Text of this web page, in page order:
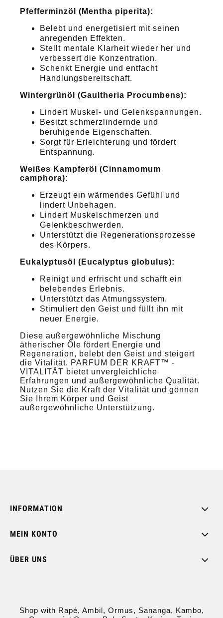
Pfefferminzöl (Mentha piperita):
Belebt und energetisiert mit seinen
anregenden Effekten.
Stellt mentale Klarheit wieder her und
verbessert die Konzentration.
Schenkt Energie und entfacht
Handlungsbereitschaft.
Wintergrünöl (Gaultheria Procumbens):
Lindert Muskel- und Gelenkspannungen.
Besitzt schmerzlindernde und
beruhigende Eigenschaften.
Sorgt für Erleichterung und fördert
Entspannung.
Weißes Kampferöl (Cinnamomum
camphora):
Erzeugt ein wärmendes Gefühl und
lindert Unbehagen.
Lindert Muskelschmerzen und
Gelenkbeschwerden.
Unterstützt die Regenerationsprozesse
des Körpers.
Eukalyptusöl (Eucalyptus globulus):
Reinigt und erfrischt und schafft ein
belebendes Erlebnis.
Unterstützt das Atmungssystem.
Stimuliert den Geist und füllt ihn mit
neuer Energie.
Diese außergewöhnliche Mischung
ätherischer Öle fördert Energie und
Regeneration, belebt den Geist und steigert
die Vitalität. PARFUM DER KRAFT™ -
VITALITÄT bietet unvergleichliche
Erfahrungen und außergewöhnliche Qualität.
Nutzen Sie die Kraft der Vitalität und gönnen
Sie Ihrem Körper und Geist
außergewöhnliche Unterstützung.
INFORMATION
MEIN KONTO
ÜBER UNS
Shop with Rapé, Ambil, Ormus, Sananga, Kambo,